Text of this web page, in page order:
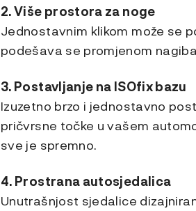
2. Više prostora za noge
Jednostavnim klikom može se
podešava se promjenom
3. Postavljanje na ISOfix bazu
Izuzetno brzo i jednostavno
pričvrsne točke u vašem
sve je spremno.
4. Prostrana autosjedalica
Unutrašnjost sjedalice